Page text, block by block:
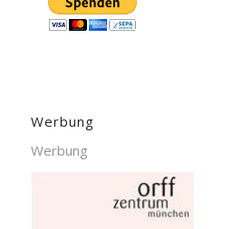
Werbung
Werbung